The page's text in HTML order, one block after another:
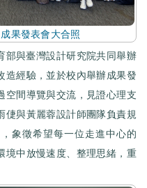
果發表會大合照
部與臺灣設計研究院共同舉辦
造經驗，並於校內舉辦成果發
空間導覽與交流，見證心理支
倢與黃麗蓉設計師團隊負責規
象徵希望每一位走進中心的
境中放慢速度、整理思緒，重